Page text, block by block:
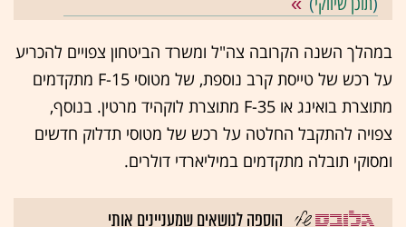
במהלך השנה הקרובה צה"ל ומשרד הביטחון צפויים להכריע
על רכש של טייסת קרב נוספת, של מטוסי F-15 מתקדמים
מתוצרת בואינג או F-35 מתוצרת לוקהיד מרטין. בנוסף,
צפויה להתקבל החלטה על רכש של מטוסי תדלוק חדשים
ומסוקי תובלה מתקדמים במיליארדי דולרים.
הוספה לנושאים שמעניינים אותי